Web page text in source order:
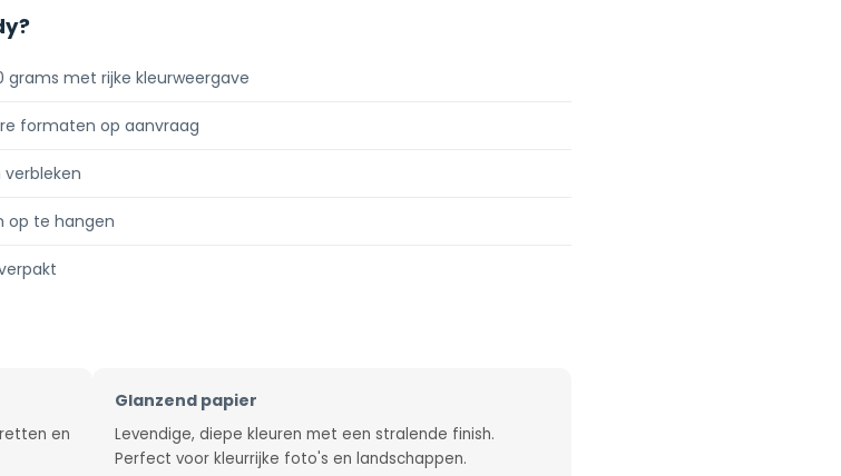
met rijke kleurweergave
formaten op aanvraag
op te hangen
en
Glanzend papier
Levendige, diepe kleuren met een stralende finish.
Perfect voor kleurrijke foto's en landschappen.